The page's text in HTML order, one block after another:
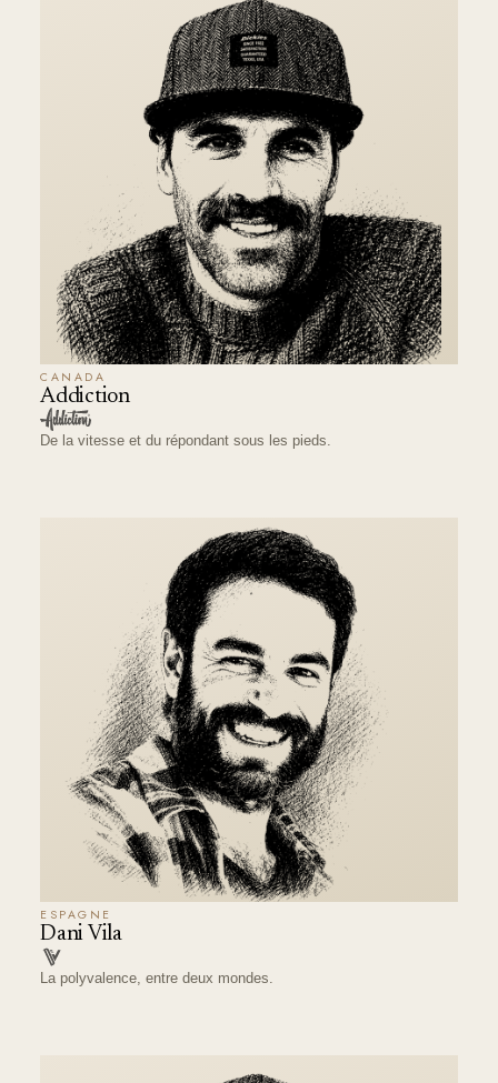
CANADA
Addiction
De la vitesse et du répondant sous les pieds.
ESPAGNE
Dani Vila
La polyvalence, entre deux mondes.